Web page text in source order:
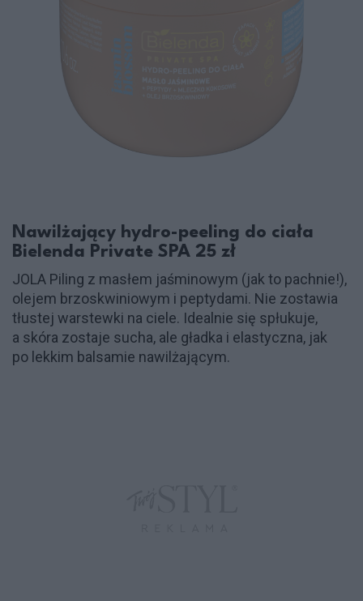
Nawilżający hydro-peeling do ciała
Bielenda Private SPA 25 zł
JOLA Piling z masłem jaśminowym (jak to pachnie!),
olejem brzoskwiniowym i peptydami. Nie zostawia
tłustej warstewki na ciele. Idealnie się spłukuje,
a skóra zostaje sucha, ale gładka i elastyczna, jak
po lekkim balsamie nawilżającym.